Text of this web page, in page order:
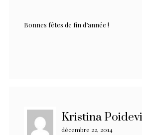
Bonnes fêtes de fin d’année !
Kristina
décembre 22, 2014